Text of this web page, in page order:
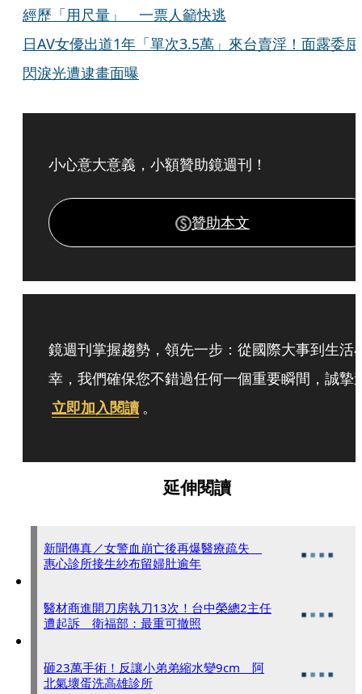
經歷「用尺量」 一票人籲快逃
日AV女優出道1年「單次3.5萬」來台賣淫！面露委屈
閃淚光遭逮畫面曝
小心意大意義，小額贊助鏡週刊！
贊助本文
鏡週刊掌握趨勢，領先一步：從國際大事到生活
幸，我們確保您不錯過任何一個重要瞬間，誠摯
立即加入閱讀 。
延伸閱讀
新聞傳真／女警血崩亡後再爆醫療疏失
惠心診所接生紗布留婦肚逾年
醫材商進開刀房執刀13次！台中榮總2主任
遭起訴 衛福部：最重可撤照
砸23萬手術！反讓小弟弟縮水變9cm 阿
北氣壞蛋洗高雄診所